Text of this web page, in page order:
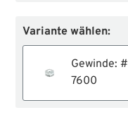
Variante wählen:
Gewinde:
7600